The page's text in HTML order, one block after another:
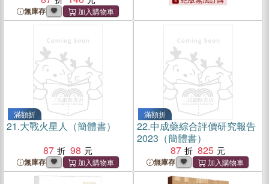
無庫存
滿額折
21.大戰火星人（簡體書）
87
98
無庫存
滿額折
22.中成藥綜合評價研究報告
2023（簡體書）
87
825
無庫存